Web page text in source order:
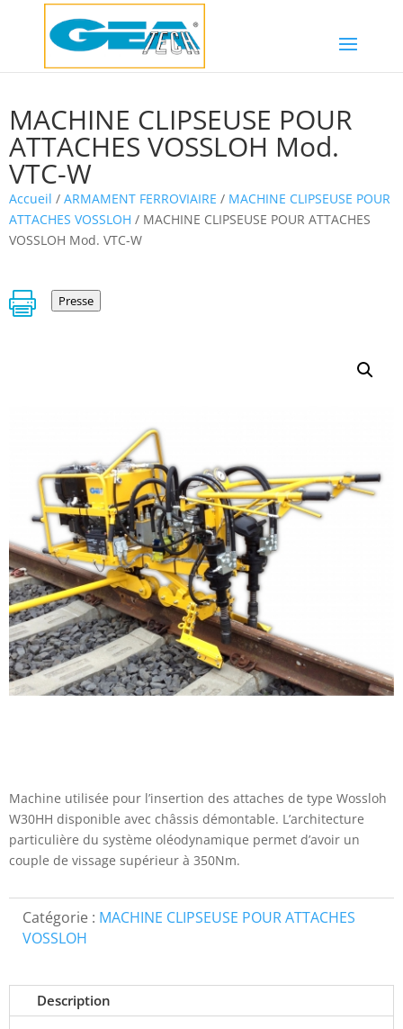
MACHINE CLIPSEUSE POUR
ATTACHES VOSSLOH Mod.
VTC-W
Accueil / ARMAMENT FERROVIAIRE / MACHINE CLIPSEUSE POUR
ATTACHES VOSSLOH / MACHINE CLIPSEUSE POUR ATTACHES
VOSSLOH Mod. VTC-W
 Presse
Machine utilisée pour l’insertion des attaches de type Wossloh
W30HH disponible avec châssis démontable. L’architecture
particulière du système oléodynamique permet d’avoir un
couple de vissage supérieur à 350Nm.
Catégorie : MACHINE CLIPSEUSE POUR ATTACHES
VOSSLOH
Description